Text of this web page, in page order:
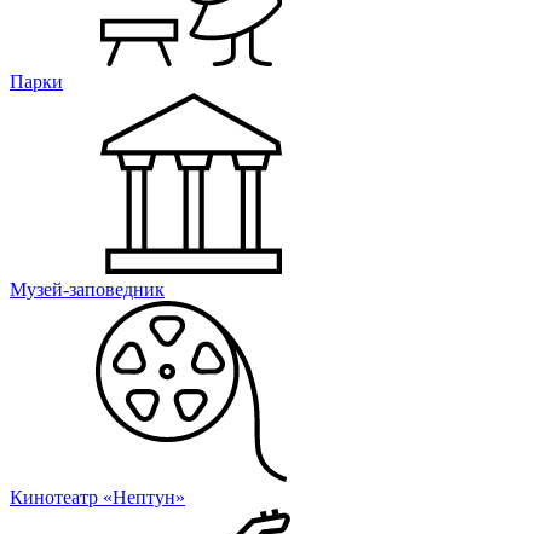
Парки
Музей-заповедник
Кинотеатр «Нептун»